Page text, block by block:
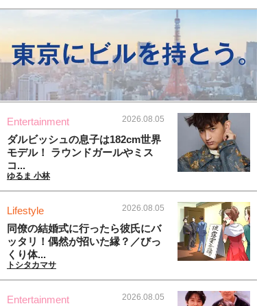
Entertainment 2026.08.05
ダルビッシュの息子は182cm世界
モデル！ ラウンドガールやミス
コ...
ゆるま 小林
Lifestyle 2026.08.05
同僚の結婚式に行ったら彼氏にバ
ッタリ！偶然が招いた縁？／びっ
くり体...
トシタカマサ
Entertainment 2026.08.05